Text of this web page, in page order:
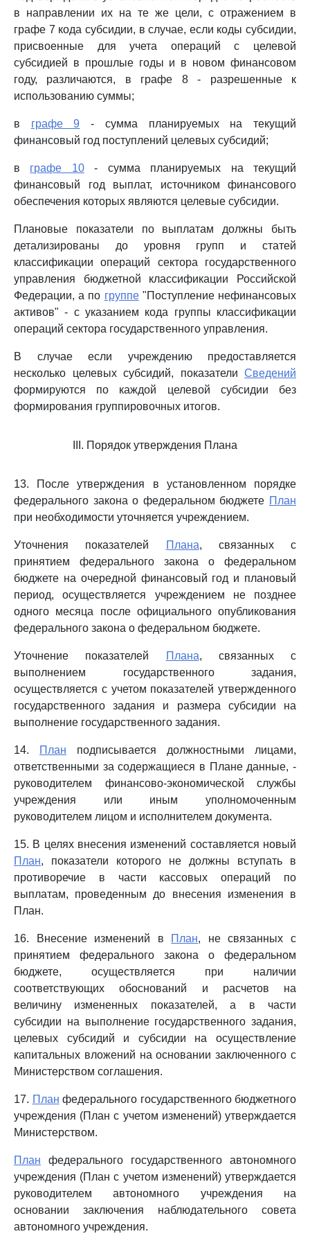
в направлении их на те же цели, с отражением в
графе 7 кода субсидии, в случае, если коды субсидии,
присвоенные для учета операций с целевой
субсидией в прошлые годы и в новом финансовом
году, различаются, в графе 8 - разрешенные к
использованию суммы;
в графе 9 - сумма планируемых на текущий
финансовый год поступлений целевых субсидий;
в графе 10- сумма планируемых на текущий
финансовый год выплат, источником финансового
обеспечения которых являются целевые субсидии.
Плановые показатели по выплатам должны быть
детализированы до уровня групп и статей
классификации операций сектора государственного
управления бюджетной классификации Российской
Федерации, а по группе"Поступление нефинансовых
активов" - с указанием кода группы классификации
операций сектора государственного управления.
В случае если учреждению предоставляется
несколько целевых субсидий, показатели Сведений
формируются по каждой целевой субсидии без
формирования группировочных итогов.
III. Порядок утверждения Плана
13. После утверждения в установленном порядке
федерального закона о федеральном бюджете План
при необходимости уточняется учреждением.
Уточнения показателей Плана, связанных с
принятием федерального закона о федеральном
бюджете на очередной финансовый год и плановый
период, осуществляется учреждением не позднее
одного месяца после официального опубликования
федерального закона о федеральном бюджете.
Уточнение показателей Плана, связанных с
выполнением государственного задания,
осуществляется с учетом показателей утвержденного
государственного задания и размера субсидии на
выполнение государственного задания.
14. План подписывается должностными лицами,
ответственными за содержащиеся в Плане данные, -
руководителем финансово-экономической службы
учреждения или иным уполномоченным
руководителем лицом и исполнителем документа.
15. В целях внесения изменений составляется новый
План, показатели которого не должны вступать в
противоречие в части кассовых операций по
выплатам, проведенным до внесения изменения в
План.
16. Внесение изменений в План, не связанных с
принятием федерального закона о федеральном
бюджете, осуществляется при наличии
соответствующих обоснований и расчетов на
величину измененных показателей, а в части
субсидии на выполнение государственного задания,
целевых субсидий и субсидии на осуществление
капитальных вложений на основании заключенного с
Министерством соглашения.
17. План федерального государственного бюджетного
учреждения (План с учетом изменений) утверждается
Министерством.
План федерального государственного автономного
учреждения (План с учетом изменений) утверждается
руководителем автономного учреждения на
основании заключения наблюдательного совета
автономного учреждения.